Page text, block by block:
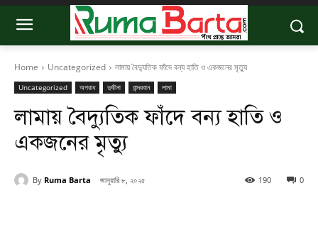
Home Uncategorized লামায় বৈদ্যুতিক ফাঁদে বন্য হাতি ও একজনের মৃত্যু
Uncategorized অপরাধ দুর্ঘটনা বান্দরবান লামা
লামায় বৈদ্যুতিক ফাঁদে বন্য হাতি ও
একজনের মৃত্যু
By Ruma Barta জানুয়ারি ৮, ২০২৫ 0
190